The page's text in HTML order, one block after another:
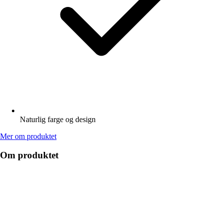
Naturlig farge og design
Mer om produktet
Om produktet